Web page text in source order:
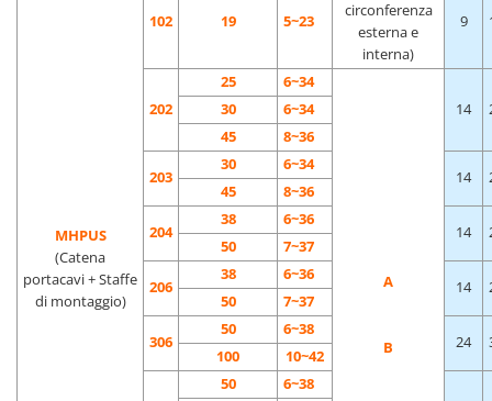
MHPUS
(Catena
portacavi + Staffe
di montaggio)
102 19 5~23
circonferenza
esterna e
interna)
9
202
25 6~34
A
B
14
30
6~34
45
8~36
203
30 6~34
14
45 8~36
204
38 6~36
14
50 7~37
206
38 6~36
14
50 7~37
306
50 6~38
24
100 10~42
50 6~38